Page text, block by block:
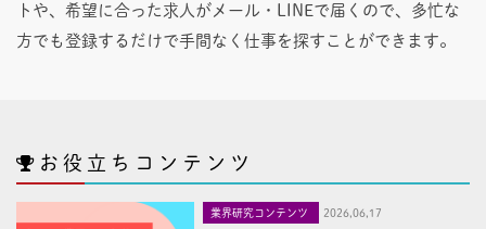
トや、希望に合った求人がメール・LINEで届くので、多忙な
方でも登録するだけで手間なく仕事を探すことができます。
お役立ちコンテンツ
業界研究コンテンツ 2026,06,17